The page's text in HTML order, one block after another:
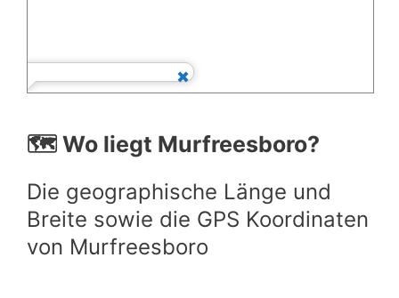
🗺️ Wo liegt Murfreesboro?
Die geographische Länge und
Breite sowie die GPS Koordinaten
von Murfreesboro